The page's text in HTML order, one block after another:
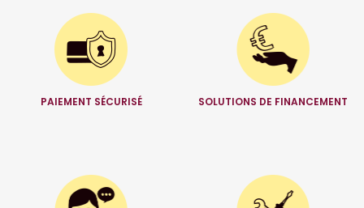
PAIEMENT SÉCURISÉ SOLUTIONS DE FINANCEMENT